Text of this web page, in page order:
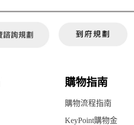
購物指南
購物流程指南
KeyPoint購物金